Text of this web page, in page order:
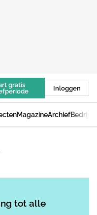
gratis
Inloggen
MagazineArchief
tot alle